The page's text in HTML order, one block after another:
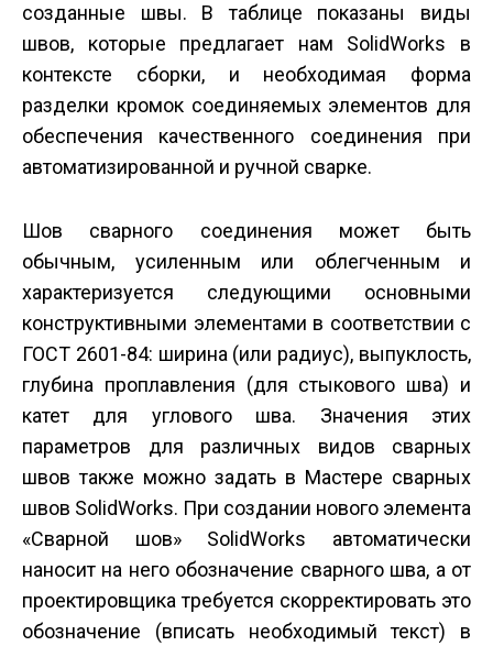
созданные швы. В таблице показаны виды
швов, которые предлагает нам SolidWorks в
контексте сборки, и необходимая форма
разделки кромок соединяемых элементов для
обеспечения качественного соединения при
автоматизированной и ручной сварке.
Шов сварного соединения может быть
обычным, усиленным или облегченным и
характеризуется следующими основными
конструктивными элементами в соответствии с
ГОСТ 2601-84: ширина (или радиус), выпуклость,
глубина проплавления (для стыкового шва) и
катет для углового шва. Значения этих
параметров для различных видов сварных
швов также можно задать в Мастере сварных
швов SolidWorks. При создании нового элемента
«Сварной шов» SolidWorks автоматически
наносит на него обозначение сварного шва, а от
проектировщика требуется скорректировать это
обозначение (вписать необходимый текст) в